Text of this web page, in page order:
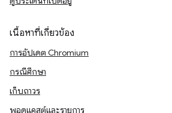
เนื้อหาที่เกี่ยวข้อง
การอัปเดต Chromium
กรณีศึกษา
เก็บถาวร
พอดแคสต์และรายการ